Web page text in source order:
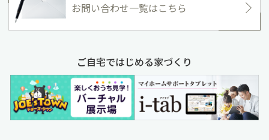
お問い合わせ一覧はこちら
ご自宅ではじめる家づくり